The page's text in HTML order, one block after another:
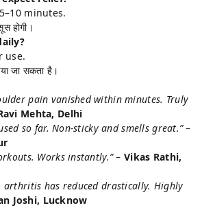
minutes.
होगी।
use.
जा सकता है।
pain vanished within minutes. Truly
Mehta, Delhi
so far. Non-sticky and smells great.”–
Works instantly.”–Vikas Rathi,
arthritis has reduced drastically. Highly
Joshi, Lucknow